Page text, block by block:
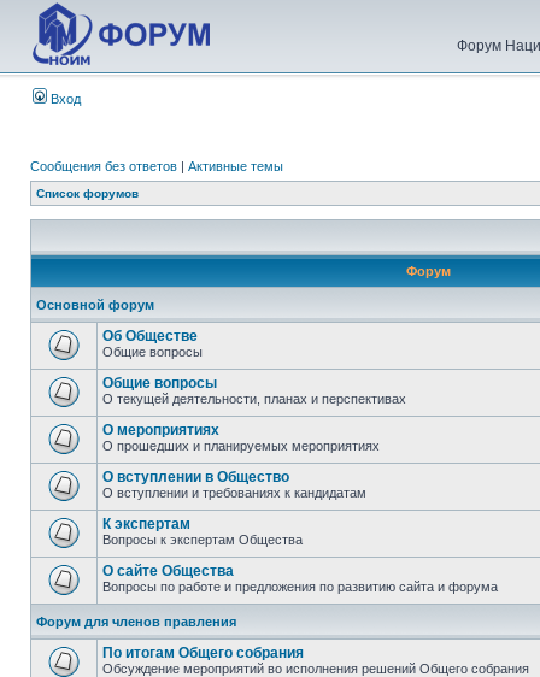
Форум
Вход
Сообщения без ответов | Активные темы
Список форумов
Форум
Основной форум
Об Обществе
Общие вопросы
Общие вопросы
О текущей деятельности, планах и перспективах
О мероприятиях
О прошедших и планируемых мероприятиях
О вступлении в Общество
О вступлении и требованиях к кандидатам
К экспертам
Вопросы к экспертам Общества
О сайте Общества
Вопросы по работе и предложения по развитию сайта и форума
Форум для членов правления
По итогам Общего собрания
Обсуждение мероприятий во исполнения решений Общего собрания